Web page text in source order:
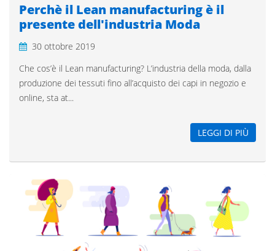
Perchè il Lean manufacturing è il
presente dell'industria Moda
30 ottobre 2019
Che cos’è il Lean manufacturing? L’industria della moda, dalla
produzione dei tessuti fino all’acquisto dei capi in negozio e
online, sta at...
LEGGI DI PIÙ